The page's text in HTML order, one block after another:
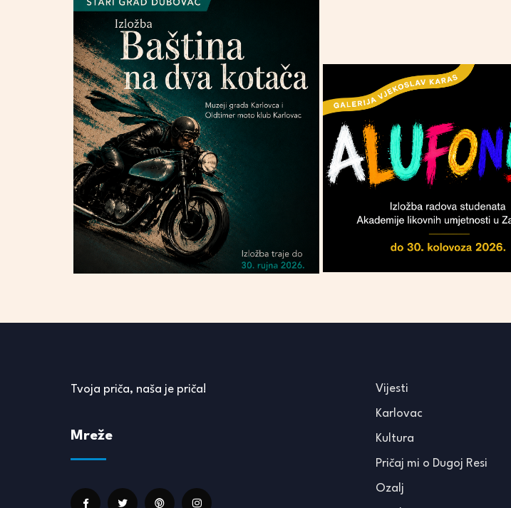
Tvoja priča, naša je priča!
Mreže
Vijesti
Karlovac
Kultura
Pričaj mi o Dugoj Resi
Ozalj